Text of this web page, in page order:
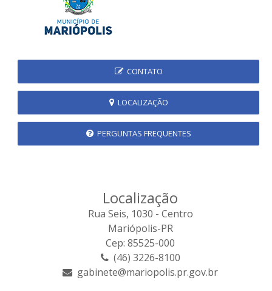
CONTATO
LOCALIZAÇÃO
PERGUNTAS FREQUENTES
Localização
Rua Seis, 1030 - Centro
Mariópolis-PR
Cep: 85525-000
(46) 3226-8100
gabinete@mariopolis.pr.gov.br